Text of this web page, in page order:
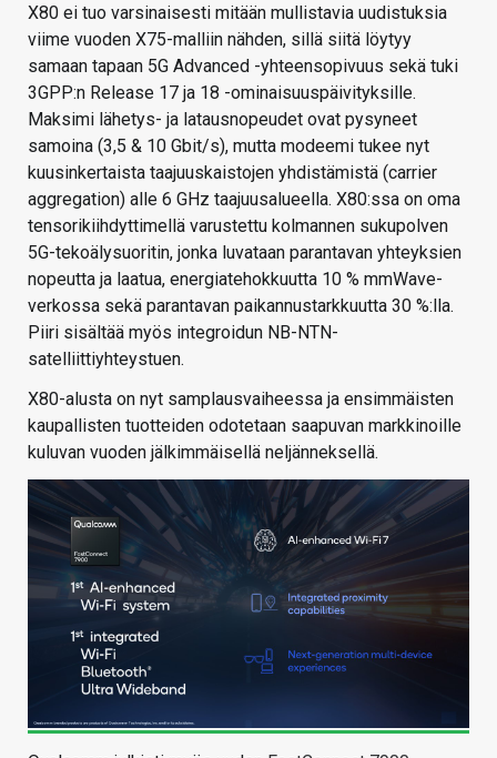
X80 ei tuo varsinaisesti mitään mullistavia uudistuksia
viime vuoden X75-malliin nähden, sillä siitä löytyy
samaan tapaan 5G Advanced -yhteensopivuus sekä tuki
3GPP:n Release 17 ja 18 -ominaisuuspäivityksille.
Maksimi lähetys- ja latausnopeudet ovat pysyneet
samoina (3,5 & 10 Gbit/s), mutta modeemi tukee nyt
kuusinkertaista taajuuskaistojen yhdistämistä (carrier
aggregation) alle 6 GHz taajuusalueella. X80:ssa on oma
tensorikiihdyttimellä varustettu kolmannen sukupolven
5G-tekoälysuoritin, jonka luvataan parantavan yhteyksien
nopeutta ja laatua, energiatehokkuutta 10 % mmWave-
verkossa sekä parantavan paikannustarkkuutta 30 %:lla.
Piiri sisältää myös integroidun NB-NTN-
satelliittiyhteystuen.
X80-alusta on nyt samplausvaiheessa ja ensimmäisten
kaupallisten tuotteiden odotetaan saapuvan markkinoille
kuluvan vuoden jälkimmäisellä neljänneksellä.